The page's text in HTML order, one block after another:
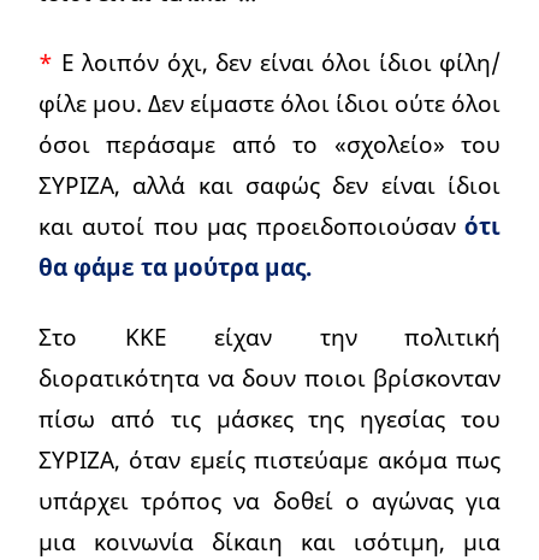
* Ε λοιπόν όχι, δεν είναι όλοι ίδιοι φίλη/
φίλε μου. Δεν είμαστε όλοι ίδιοι ούτε όλοι
όσοι περάσαμε από το «σχολείο» του
ΣΥΡΙΖΑ, αλλά και σαφώς δεν είναι ίδιοι
και αυτοί που μας προειδοποιούσαν ότι
θα φάμε τα μούτρα μας.
Στο ΚΚΕ είχαν την πολιτική
διορατικότητα να δουν ποιοι βρίσκονταν
πίσω από τις μάσκες της ηγεσίας του
ΣΥΡΙΖΑ, όταν εμείς πιστεύαμε ακόμα πως
υπάρχει τρόπος να δοθεί ο αγώνας για
μια κοινωνία δίκαιη και ισότιμη, μια